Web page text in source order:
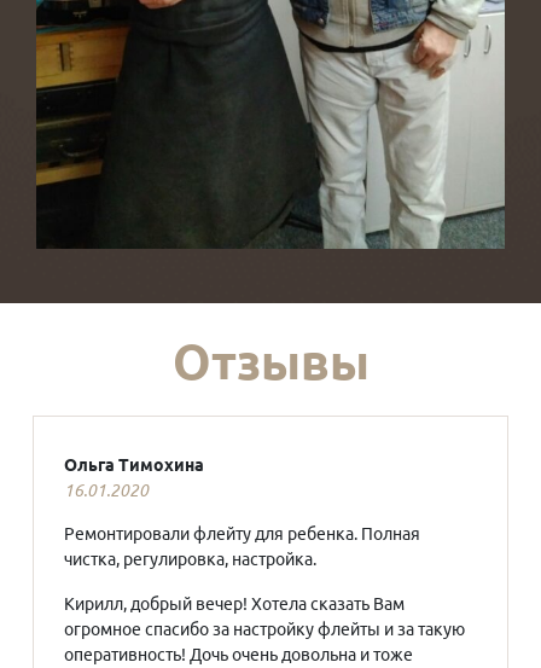
Отзывы
Ольга Тимохина
16.01.2020
Ремонтировали флейту для ребенка. Полная
чистка, регулировка, настройка.
Кирилл, добрый вечер! Хотела сказать Вам
огромное спасибо за настройку флейты и за такую
оперативность! Дочь очень довольна и тоже